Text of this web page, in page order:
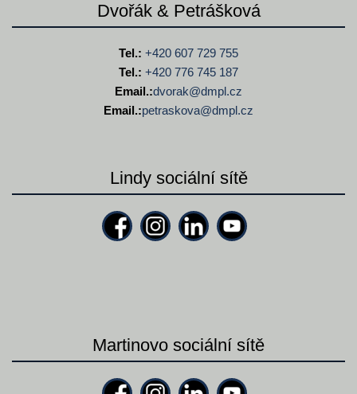
Dvořák & Petrášková
Tel.: +420 607 729 755
Tel.: +420 776 745 187
Email.:dvorak@dmpl.cz
Email.:petraskova@dmpl.cz
Lindy sociální sítě
Martinovo sociální sítě